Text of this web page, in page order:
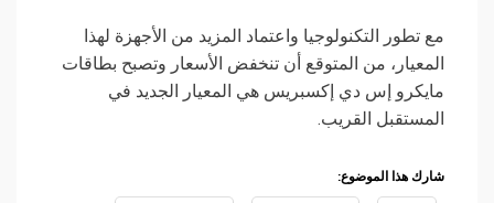
مع تطور التكنولوجيا واعتماد المزيد من الأجهزة لهذا
المعيار، من المتوقع أن تنخفض الأسعار وتصبح بطاقات
مايكرو إس دي إكسبريس هي المعيار الجديد في
المستقبل القريب.
شارك هذا الموضوع: